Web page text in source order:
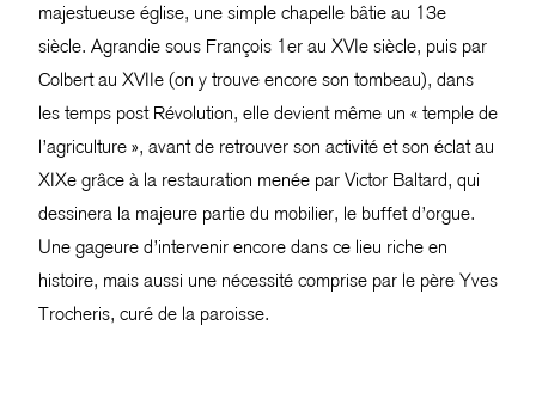
majestueuse église, une simple chapelle bâtie au 13e
siècle. Agrandie sous François 1er au XVIe siècle, puis par
Colbert au XVIIe (on y trouve encore son tombeau), dans
les temps post Révolution, elle devient même un « temple de
l’agriculture », avant de retrouver son activité et son éclat au
XIXe grâce à la restauration menée par Victor Baltard, qui
dessinera la majeure partie du mobilier, le buffet d’orgue.
Une gageure d’intervenir encore dans ce lieu riche en
histoire, mais aussi une nécessité comprise par le père Yves
Trocheris, curé de la paroisse.